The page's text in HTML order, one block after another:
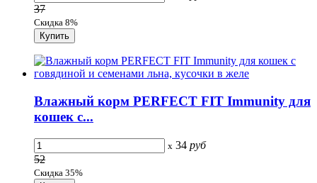
37
Скидка 8%
Влажный корм PERFECT FIT Immunity для
кошек с...
x 34 руб
52
Скидка 35%